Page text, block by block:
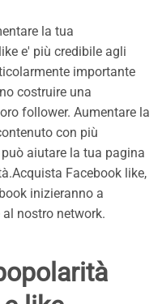
la tua
e' più credibile agli
importante
costruire una
follower. Aumentare la
con più
aiutare la tua pagina
Facebook like,
inizieranno a
nostro network.